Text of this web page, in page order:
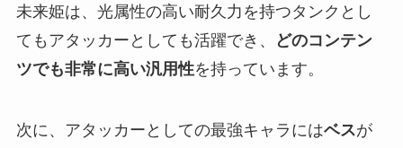
未来姫は、光属性の高い耐久力を持つタンクとし
てもアタッカーとしても活躍でき、
どのコンテン
ツでも非常に高い汎用性を持っています。
次に、アタッカーとしての最強キャラにはベスが